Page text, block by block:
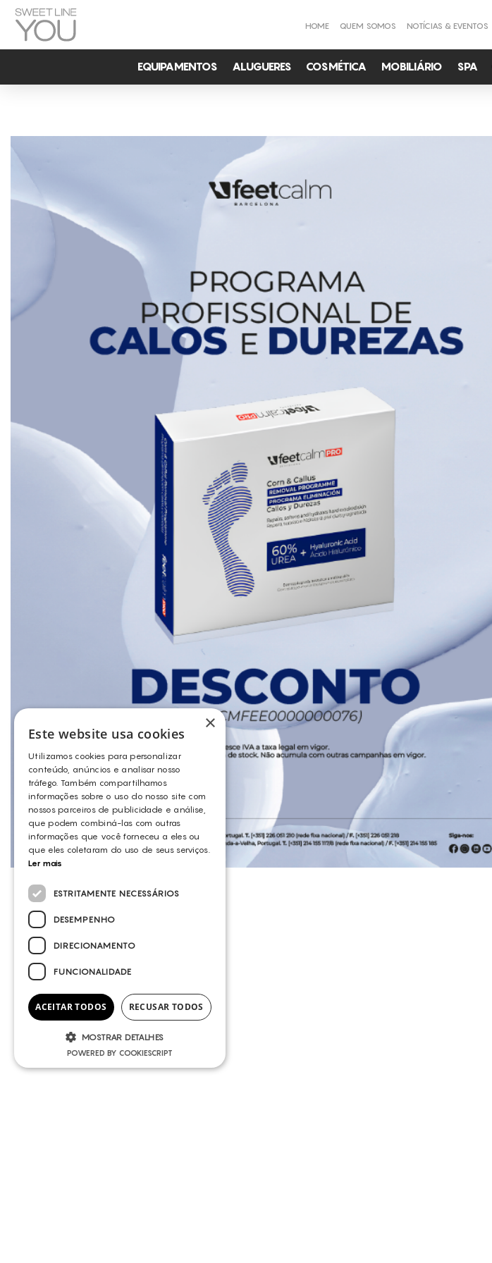
HOME QUEM SOMOS NOTÍCIAS & EVENTOS
EQUIPAMENTOS ALUGUERES COSMÉTICA MOBILIÁRIO SPA
×
Este website usa cookies
Utilizamos cookies para personalizar
conteúdo, anúncios e analisar nosso
tráfego. Também compartilhamos
informações sobre o uso do nosso site com
nossos parceiros de publicidade e análise,
que podem combiná-las com outras
informações que você forneceu a eles ou
que eles coletaram do uso de seus serviços.
Ler mais
ESTRITAMENTE NECESSÁRIOS
DESEMPENHO
DIRECIONAMENTO
FUNCIONALIDADE
ACEITAR TODOS RECUSAR TODOS
MOSTRAR DETALHES
POWERED BY COOKIESCRIPT